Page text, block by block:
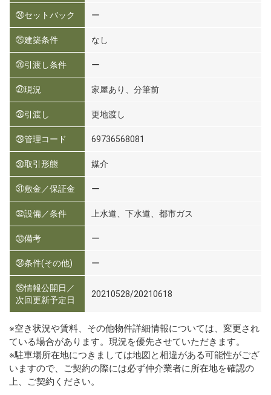
㉔セットバック ー
㉕建築条件 なし
㉖引渡し条件 ー
㉗現況 家屋あり、分筆前
㉘引渡し 更地渡し
㉙管理コード 69736568081
㉚取引形態 媒介
㉛敷金／保証金 ー
㉜設備／条件 上水道、下水道、都市ガス
㉝備考 ー
㉞条件(その他) ー
㉟情報公開日／
次回更新予定日
20210528/20210618
※空き状況や賃料、その他物件詳細情報については、変更され
ている場合があります。現況を優先させていただきます。
※駐車場所在地につきましては地図と相違がある可能性がござ
いますので、ご契約の際には必ず仲介業者に所在地を確認の
上、ご契約ください。